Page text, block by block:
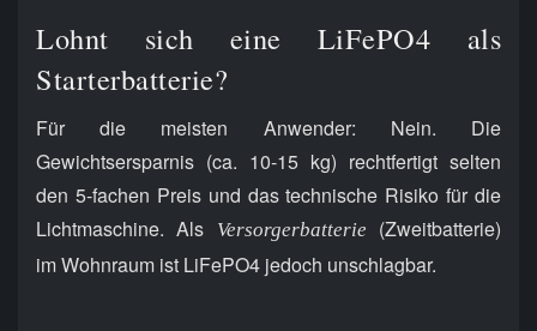
Lohnt sich eine LiFePO4 als
Starterbatterie?
Für die meisten Anwender: Nein. Die
Gewichtsersparnis (ca. 10-15 kg) rechtfertigt selten
den 5-fachen Preis und das technische Risiko für die
Lichtmaschine. Als
Versorgerbatterie
(Zweitbatterie)
im Wohnraum ist LiFePO4 jedoch unschlagbar.